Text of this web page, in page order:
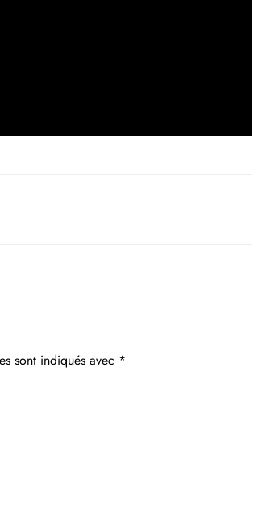
sont indiqués avec *